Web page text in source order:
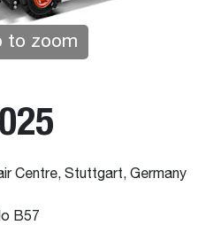
to zoom
Centre, Stuttgart, Germany
B57